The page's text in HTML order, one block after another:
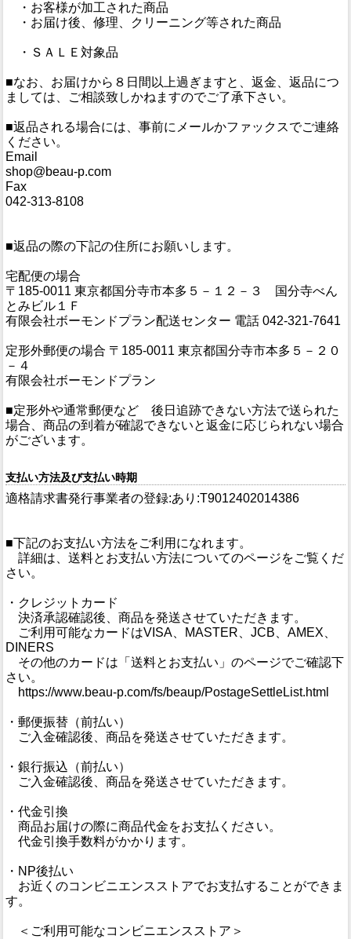
・お客様が加工された商品
・お届け後、修理、クリーニング等された商品
・ＳＡＬＥ対象品
■なお、お届けから８日間以上過ぎますと、返金、返品につ
ましては、ご相談致しかねますのでご了承下さい。
■返品される場合には、事前にメールかファックスでご連絡
ください。
Email
shop@beau-p.com
Fax
042-313-8108
■返品の際の下記の住所にお願いします。
宅配便の場合
〒185-0011 東京都国分寺市本多５－１２－３ 国分寺べん
とみビル１Ｆ
有限会社ボーモンドプラン配送センター 電話 042-321-7641
定形外郵便の場合 〒185-0011 東京都国分寺市本多５－２０
－４
有限会社ボーモンドプラン
■定形外や通常郵便など 後日追跡できない方法で送られた
場合、商品の到着が確認できないと返金に応じられない場合
がございます。
支払い方法及び支払い時期
適格請求書発行事業者の登録:あり:T9012402014386
■下記のお支払い方法をご利用になれます。
詳細は、送料とお支払い方法についてのページをご覧くだ
さい。
・クレジットカード
決済承認確認後、商品を発送させていただきます。
ご利用可能なカードはVISA、MASTER、JCB、AMEX、
DINERS
その他のカードは「送料とお支払い」のページでご確認下
さい。
https://www.beau-p.com/fs/beaup/PostageSettleList.html
・郵便振替（前払い）
ご入金確認後、商品を発送させていただきます。
・銀行振込（前払い）
ご入金確認後、商品を発送させていただきます。
・代金引換
商品お届けの際に商品代金をお支払ください。
代金引換手数料がかかります。
・NP後払い
お近くのコンビニエンスストアでお支払することができま
す。
＜ご利用可能なコンビニエンスストア＞